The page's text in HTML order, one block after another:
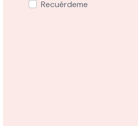
Recuérdeme